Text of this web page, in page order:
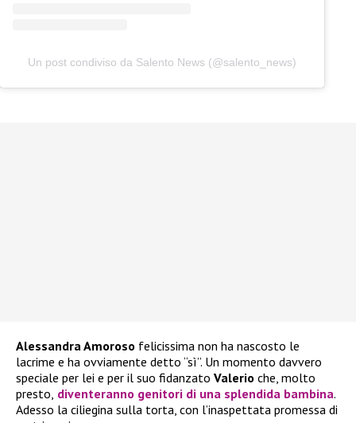
Un post condiviso da Salento News (@salento_news)
Alessandra Amoroso felicissima non ha nascosto le
lacrime e ha ovviamente detto “sì”. Un momento davvero
speciale per lei e per il suo fidanzato Valerio che, molto
presto, diventeranno genitori di una splendida bambina.
Adesso la ciliegina sulla torta, con l’inaspettata promessa di